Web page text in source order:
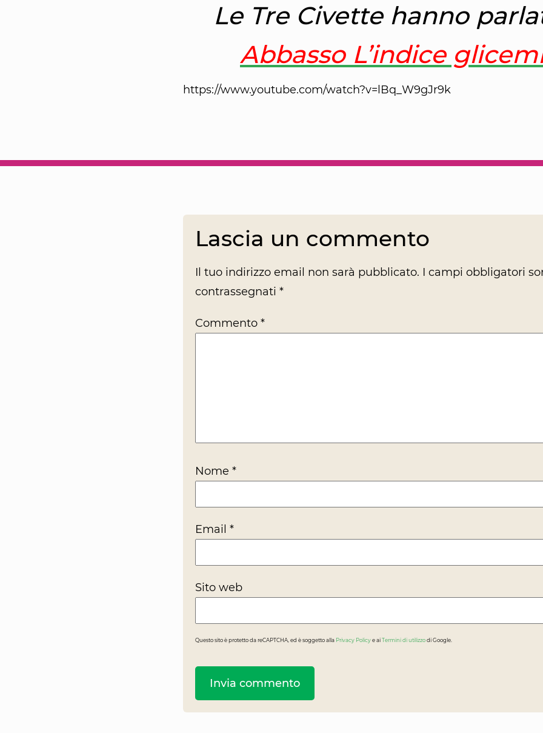
Le Tre Civette hanno
Abbasso L’indice
https://www.youtube.com/watch?v=lBq_W9gJr9k
Lascia un commento
Il tuo indirizzo email non sarà pubblicato. I campi obbligatori
contrassegnati *
Commento *
Nome *
Email *
Sito web
Questo sito è protetto da reCAPTCHA, ed è soggetto alla Privacy Policy e ai Termini di utilizzo di Google.